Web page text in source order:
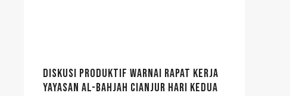
DISKUSI PRODUKTIF WARNAI RAPAT KERJA
YAYASAN AL-BAHJAH CIANJUR HARI KEDUA